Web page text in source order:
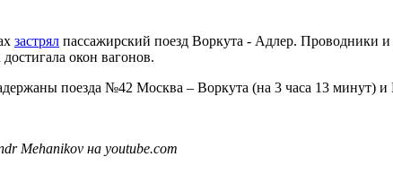
застрял пассажирский поезд Воркута - Адлер. Проводники
окон вагонов.
поезда №42 Москва – Воркута (на 3 часа 13
Mehanikov на youtube.com